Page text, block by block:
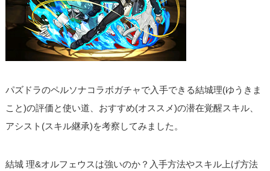
パズドラのペルソナコラボガチャで入手できる結城理(ゆうきま
こと)の評価と使い道、おすすめ(オススメ)の潜在覚醒スキル、
アシスト(スキル継承)を考察してみました。
結城 理&オルフェウスは強いのか？入手方法やスキル上げ方法